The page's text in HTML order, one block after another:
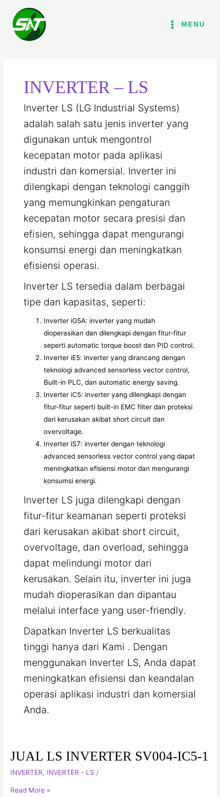
konten
MENU
INVERTER – LS
Inverter LS (LG Industrial Systems)
adalah salah satu jenis inverter yang
digunakan untuk mengontrol
kecepatan motor pada aplikasi
industri dan komersial. Inverter ini
dilengkapi dengan teknologi canggih
yang memungkinkan pengaturan
kecepatan motor secara presisi dan
efisien, sehingga dapat mengurangi
konsumsi energi dan meningkatkan
efisiensi operasi.
Inverter LS tersedia dalam berbagai
tipe dan kapasitas, seperti:
Inverter iG5A: inverter yang mudah
dioperasikan dan dilengkapi dengan fitur-fitur
seperti automatic torque boost dan PID control.
Inverter iE5: inverter yang dirancang dengan
teknologi advanced sensorless vector control,
Built-in PLC, dan automatic energy saving.
Inverter iC5: inverter yang dilengkapi dengan
fitur-fitur seperti built-in EMC filter dan proteksi
dari kerusakan akibat short circuit dan
overvoltage.
Inverter iS7: inverter dengan teknologi
advanced sensorless vector control yang dapat
meningkatkan efisiensi motor dan mengurangi
konsumsi energi.
Inverter LS juga dilengkapi dengan
fitur-fitur keamanan seperti proteksi
dari kerusakan akibat short circuit,
overvoltage, dan overload, sehingga
dapat melindungi motor dari
kerusakan. Selain itu, inverter ini juga
mudah dioperasikan dan dipantau
melalui interface yang user-friendly.
Dapatkan Inverter LS berkualitas
tinggi hanya dari Kami . Dengan
menggunakan Inverter LS, Anda dapat
meningkatkan efisiensi dan keandalan
operasi aplikasi industri dan komersial
Anda.
JUAL LS INVERTER SV004-IC5-1
INVERTER, INVERTER - LS /
JUAL
SV004-
Read More »